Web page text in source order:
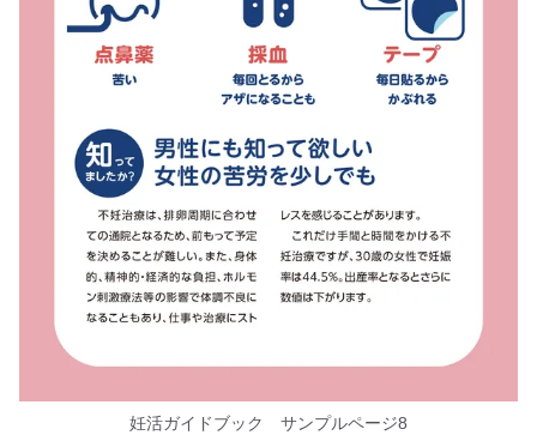
妊活ガイドブック サンプルページ8